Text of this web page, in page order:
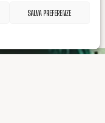
SALVA PREFERENZE